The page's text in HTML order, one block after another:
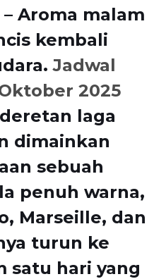
Aroma malam
kembali
Jadwal
2025
laga
dimainkan
sebuah
penuh warna,
Marseille, dan
turun ke
satu hari yang